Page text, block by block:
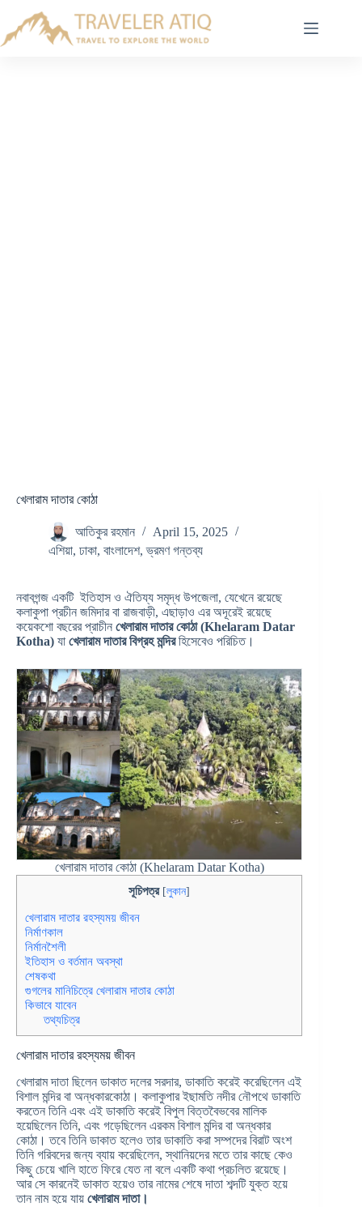
content
খেলারাম দাতার কোঠা
আতিকুর রহমান
April 15, 2025
এশিয়া, ঢাকা, বাংলাদেশ,ভ্রমণ গন্তব্য
নবাবগন্জ একটি ইতিহাস ও ঐতিয্য সমৃদ্ধ উপজেলা, যেখেনে রয়েছে
কলাকুপা প্রচীন জমিদার বা রাজবাড়ী, এছাড়াও এর অদূরেই রয়েছে
কয়েকশো বছরের প্রাচীন খেলারাম দাতার কোঠা (Khelaram Datar
Kotha) যা খেলারাম দাতার বিগ্রহ মন্দিরহিসেবেও পরিচিত।
খেলারাম দাতার কোঠা (Khelaram Datar Kotha)
সূচিপত্র [লুকান]
খেলারাম দাতার রহস্যময় জীবন
নির্মাণকাল
নির্মানশৈলী
ইতিহাস ও বর্তমান অবস্থা
শেষকথা
গুগলের মানিচিত্রে খেলারাম দাতার কোঠা
কিভাবে যাবেন
তথ্যচিত্র
খেলারাম দাতার রহস্যময় জীবন
খেলারাম দাতা ছিলেন ডাকাত দলের সরদার, ডাকাতি করেই করেছিলেন এই
বিশাল মন্দির বা অন্ধকারকোঠা। কলাকুপার ইছামতি নদীর নৌপথে ডাকাতি
করতেন তিনি এবং এই ডাকাতি করেই বিপুল বিত্তবৈভবের মালিক
হয়েছিলেন তিনি, এবং গড়েছিলেন এরকম বিশাল মন্দির বা অন্ধকার
কোঠা। তবে তিনি ডাকাত হলেও তার ডাকাতি করা সম্পদের বিরাট অংশ
তিনি গরিবদের জন্য ব্যায় করেছিলেন, স্থানিয়দের মতে তার কাছে কেও
কিছু চেয়ে খালি হাতে ফিরে যেত না বলে একটি কথা প্রচলিত রয়েছে।
আর সে কারনেই ডাকাত হয়েও তার নামের শেষে দাতা শব্দটি যুক্ত হয়ে
তান নাম হয়ে যায় খেলারাম দাতা।